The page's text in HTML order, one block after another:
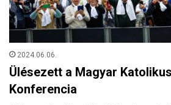
2024.06.06.
Ülésezett a Magyar
Konferencia